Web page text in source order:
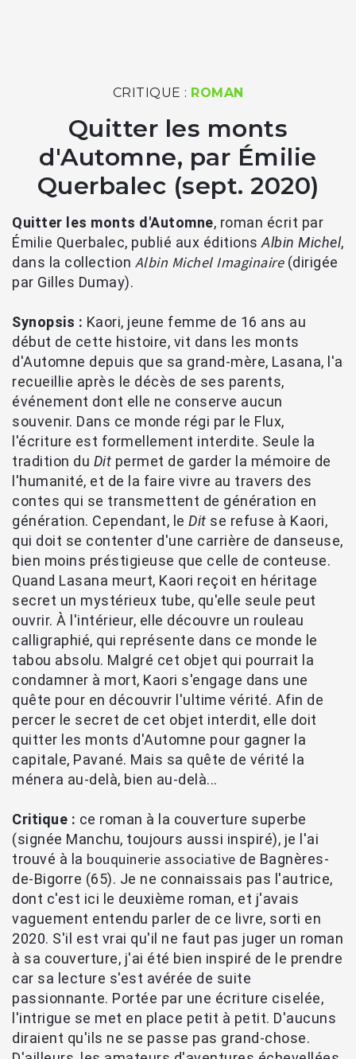
CRITIQUE : ROMAN
Quitter les monts
d'Automne, par Émilie
Querbalec (sept. 2020)
Quitter les monts d'Automne, roman écrit par
Émilie Querbalec, publié aux éditions Albin Michel,
dans la collection Albin Michel Imaginaire(dirigée
par Gilles Dumay).
Synopsis : Kaori, jeune femme de 16 ans au
début de cette histoire, vit dans les monts
d'Automne depuis que sa grand-mère, Lasana, l'a
recueillie après le décès de ses parents,
événement dont elle ne conserve aucun
souvenir. Dans ce monde régi par le Flux,
l'écriture est formellement interdite. Seule la
tradition du Dit permet de garder la mémoire de
l'humanité, et de la faire vivre au travers des
contes qui se transmettent de génération en
génération. Cependant, le Dit se refuse à Kaori,
qui doit se contenter d'une carrière de danseuse,
bien moins préstigieuse que celle de conteuse.
Quand Lasana meurt, Kaori reçoit en héritage
secret un mystérieux tube, qu'elle seule peut
ouvrir. À l'intérieur, elle découvre un rouleau
calligraphié, qui représente dans ce monde le
tabou absolu. Malgré cet objet qui pourrait la
condamner à mort, Kaori s'engage dans une
quête pour en découvrir l'ultime vérité. Afin de
percer le secret de cet objet interdit, elle doit
quitter les monts d'Automne pour gagner la
capitale, Pavané. Mais sa quête de vérité la
ménera au-delà, bien au-delà...
Critique : ce roman à la couverture superbe
(signée Manchu, toujours aussi inspiré), je l'ai
trouvé à la bouquinerie associative de Bagnères-
de-Bigorre (65). Je ne connaissais pas l'autrice,
dont c'est ici le deuxième roman, et j'avais
vaguement entendu parler de ce livre, sorti en
2020. S'il est vrai qu'il ne faut pas juger un roman
à sa couverture, j'ai été bien inspiré de le prendre
car sa lecture s'est avérée de suite
passionnante. Portée par une écriture ciselée,
l'intrigue se met en place petit à petit. D'aucuns
diraient qu'ils ne se passe pas grand-chose.